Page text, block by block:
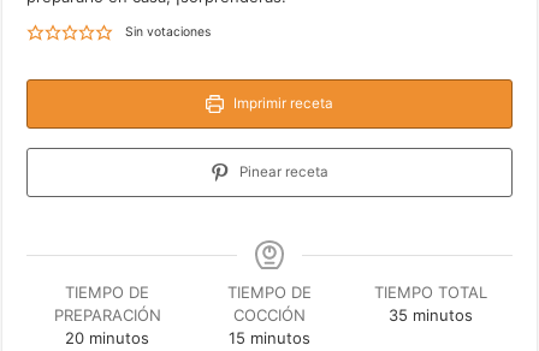
Sin votaciones
Imprimir receta
Pinear receta
TIEMPO DE
PREPARACIÓN
20minutos
minutos
TIEMPO DE
COCCIÓN
15minutos
minutos
TIEMPO TOTAL
35 minutos
minutos